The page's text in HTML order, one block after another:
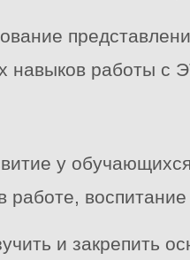
навыков работы с
у
работе,
и закрепить